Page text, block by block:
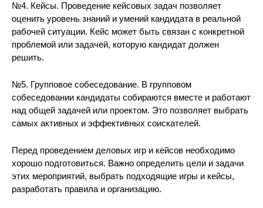
№4. Кейсы. Проведение кейсовых задач позволяет
оценить уровень знаний и умений кандидата в реальной
рабочей ситуации. Кейс может быть связан с конкретной
проблемой или задачей, которую кандидат должен
решить.
№5. Групповое собеседование. В групповом
собеседовании кандидаты собираются вместе и работают
над общей задачей или проектом. Это позволяет выбрать
самых активных и эффективных соискателей.
Перед проведением деловых игр и кейсов необходимо
хорошо подготовиться. Важно определить цели и задачи
этих мероприятий, выбрать подходящие игры и кейсы,
разработать правила и организацию.